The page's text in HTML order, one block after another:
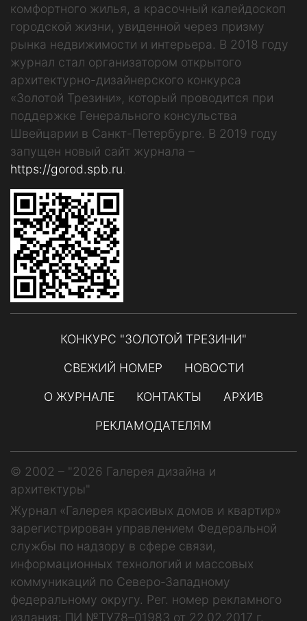
комфортного жилья, а красочный калейдоскоп
городской жизни, увиденной через призму
рынка недвижимости и интерьера. В 2018 году
журнал стал организатором открытого
архитектурно-дизайнерского конкурса
«Золотой Трезини», который проводится при
поддержке Генерального консульства
Швейцарии в Санкт-Петербурге. В 2019 году
запущен новый сайт журнала –
https://gorod.spb.ru.
КОНКУРС "ЗОЛОТОЙ ТРЕЗИНИ"
СВЕЖИЙ НОМЕР
НОВОСТИ
О ЖУРНАЛЕ
КОНТАКТЫ
АРХИВ
РЕКЛАМОДАТЕЛЯМ
© 2002 – "2026 Галерея дизайна и
архитектуры"
Журнал «Галерея красивых домов и квартир»
зарегистрирован управлением Федеральной
службы по надзору в сфере связи,
информационных технологий и массовых
коммуникаций по Северо-Западному
федеральному округу. Рег. номер рекламного
издания: ПИ №ТУ78–01983 от 22.02.2017 г.